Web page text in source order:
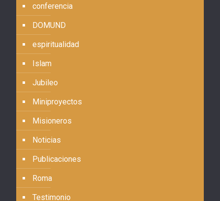
conferencia
DOMUND
espiritualidad
Islam
Jubileo
Miniproyectos
Misioneros
Noticias
Publicaciones
Roma
Testimonio